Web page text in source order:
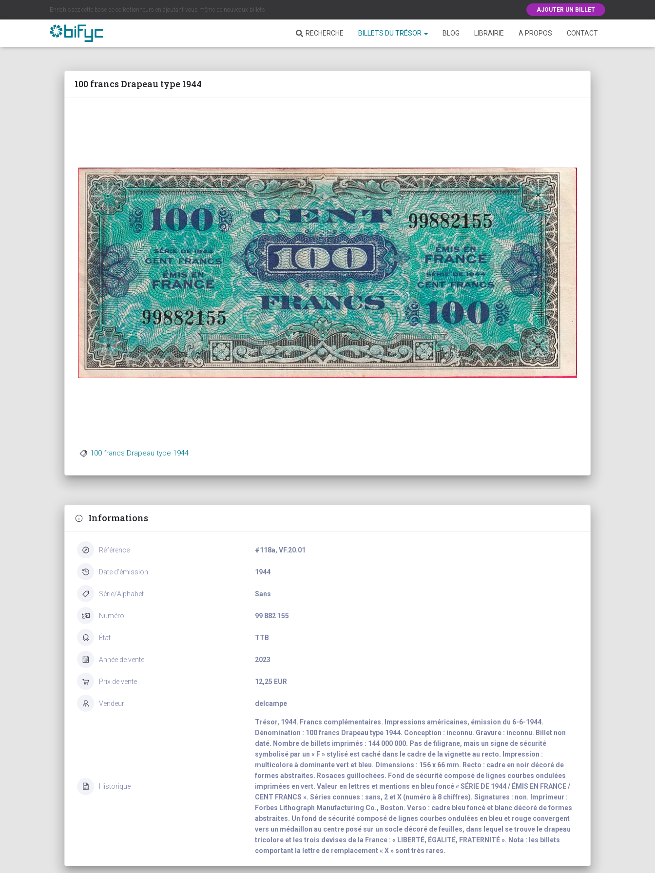
Enrichissez cette base de collectionneurs en ajoutant vous même de nouveaux billets AJOUTER UN BILLET
RECHERCHE BILLETS DU TRÉSOR BLOG LIBRAIRIE A PROPOS CONTACT
100 francs Drapeau type 1944
100 francs Drapeau type 1944
Informations
Référence #118a, VF.20.01
Date d'émission 1944
Série/Alphabet Sans
Numéro 99 882 155
État TTB
Année de vente 2023
Prix de vente 12,25 EUR
Vendeur delcampe
Historique
Trésor, 1944. Francs complémentaires. Impressions américaines, émission du 6-6-1944.
Dénomination : 100 francs Drapeau type 1944. Conception : inconnu. Gravure : inconnu. Billet non
daté. Nombre de billets imprimés : 144 000 000. Pas de filigrane, mais un signe de sécurité
symbolisé par un « F » stylisé est caché dans le cadre de la vignette au recto. Impression :
multicolore à dominante vert et bleu. Dimensions : 156 x 66 mm. Recto : cadre en noir décoré de
formes abstraites. Rosaces guillochées. Fond de sécurité composé de lignes courbes ondulées
imprimées en vert. Valeur en lettres et mentions en bleu foncé « SÉRIE DE 1944 / ÉMIS EN FRANCE /
CENT FRANCS ». Séries connues : sans, 2 et X (numéro à 8 chiffres). Signatures : non. Imprimeur :
Forbes Lithograph Manufacturing Co., Boston. Verso : cadre bleu foncé et blanc décoré de formes
abstraites. Un fond de sécurité composé de lignes courbes ondulées en bleu et rouge convergent
vers un médaillon au centre posé sur un socle décoré de feuilles, dans lequel se trouve le drapeau
tricolore et les trois devises de la France : « LIBERTÉ, ÉGALITÉ, FRATERNITÉ ». Nota : les billets
comportant la lettre de remplacement « X » sont très rares.